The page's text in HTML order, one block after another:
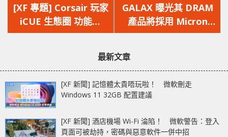
一
篇
文
[XF 專題] Corsair 玩家
iCUE 生態圈 功能設
定、RGB 燈光控制一套
一
篇
文
GALAX 曝光其 DRAM
產品將採用 Micron
DDR5 記憶體顆粒
最新文章
[XF 新聞] 記憶體太貴唔玩啦！ 微軟刪走
Windows 11 32GB 配置建議
[XF 新聞] 酒店機場 Wi-Fi 淪陷！ 微軟警告：登入
頁面可被劫持，密碼與惡意軟件一併中招